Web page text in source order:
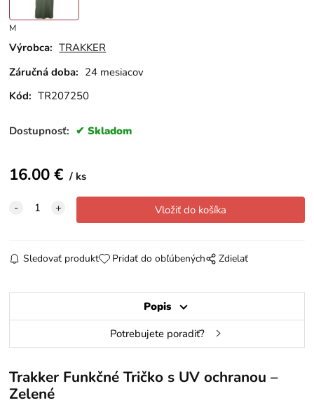
M
Výrobca: TRAKKER
Záručná doba: 24 mesiacov
Kód: TR207250
Dostupnosť: Skladom
16.00€ ks
Sledovať produkt Pridať do obľúbených Zdielať
Popis
Potrebujete poradiť?
Trakker Funkčné Tričko s UV ochranou –
Zelené